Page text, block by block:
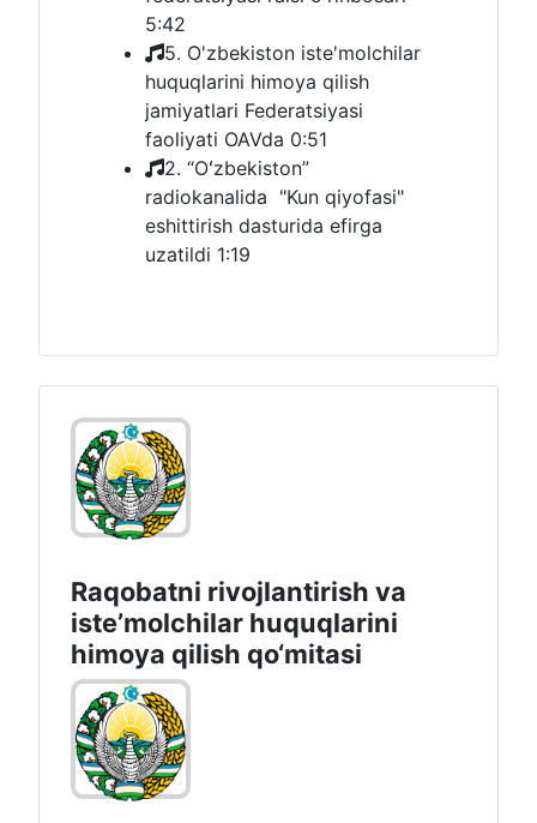
iste’molchilar huquqlarini
himoya qilish jamiyatlari
federatsiyasi raisi oʻrinbosari
1:52
4. 🎙 Intervyu: Jamshid
Hamroyev, O‘zbekiston
iste’molchilar huquqlarini
himoya qilish jamiyatlari
federatsiyasi raisi oʻrinbosari
2. “Oʻzbekiston”
radiokanalida "Kun qiyofasi"
eshittirish dasturida efirga
uzatildi